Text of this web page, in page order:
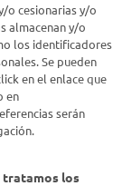
o cesionarias y/o
almacenan y/o
los identificadores
Se pueden
en el enlace que
en
serán
tratamos los